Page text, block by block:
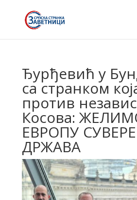
Ђурђевић у
са странком
против
Косова:
ЕВРОПУ
ДРЖАВА